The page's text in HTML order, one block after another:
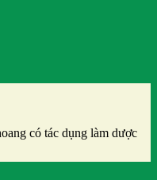
có tác dụng làm dược